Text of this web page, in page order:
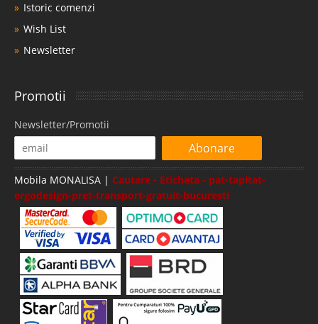
Istoric comenzi
Wish List
Newsletter
Promotii
Newsletter/Promotii
Abonare
Mobila MONALISA | Cautare - Eticheta - pat-tapitat-
ergodesign-pret-transport-gratuit-bucuresti